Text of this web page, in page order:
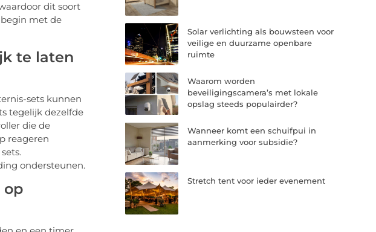
dit soort
met de
te laten
sets kunnen
tegelijk dezelfde
die de
reageren
ondersteunen.
op
Solar verlichting als bouwsteen voor
veilige en duurzame openbare
ruimte
Waarom worden
beveiligingscamera’s met lokale
opslag steeds populairder?
Wanneer komt een schuifpui in
aanmerking voor subsidie?
Stretch tent voor ieder evenement